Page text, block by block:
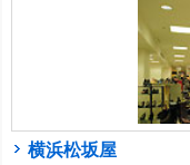
横浜松坂屋